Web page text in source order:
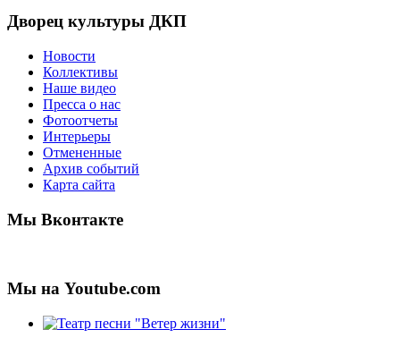
Дворец культуры ДКП
Новости
Коллективы
Наше видео
Пресса о нас
Фотоотчеты
Интерьеры
Отмененные
Архив событий
Карта сайта
Мы Вконтакте
Мы на Youtube.com